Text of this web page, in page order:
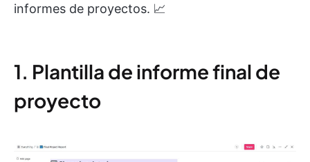
informes de proyectos. 📈
1. Plantilla de informe final de
proyecto